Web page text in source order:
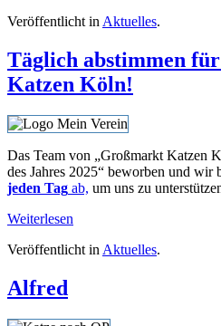
Veröffentlicht in Aktuelles.
Täglich abstimmen
Katzen Köln!
Das Team von „Großmarkt Katzen
des Jahres 2025“ beworben und wir
jeden Tag ab, um uns zu
Weiterlesen
Veröffentlicht in Aktuelles.
Alfred